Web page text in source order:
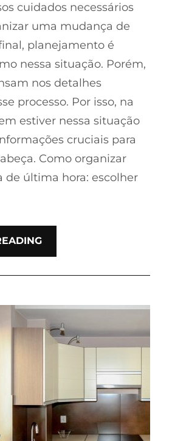
cuidados necessários
uma mudança de
planejamento é
nessa situação. Porém,
nos detalhes
processo. Por isso, na
estiver nessa situação
cruciais para
Como organizar
de última hora: escolher